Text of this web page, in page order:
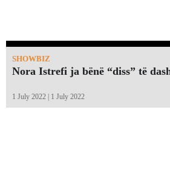
SHOWBIZ
Nora Istrefi ja bënë “diss” të
1 July 2022 | 1 July 2022